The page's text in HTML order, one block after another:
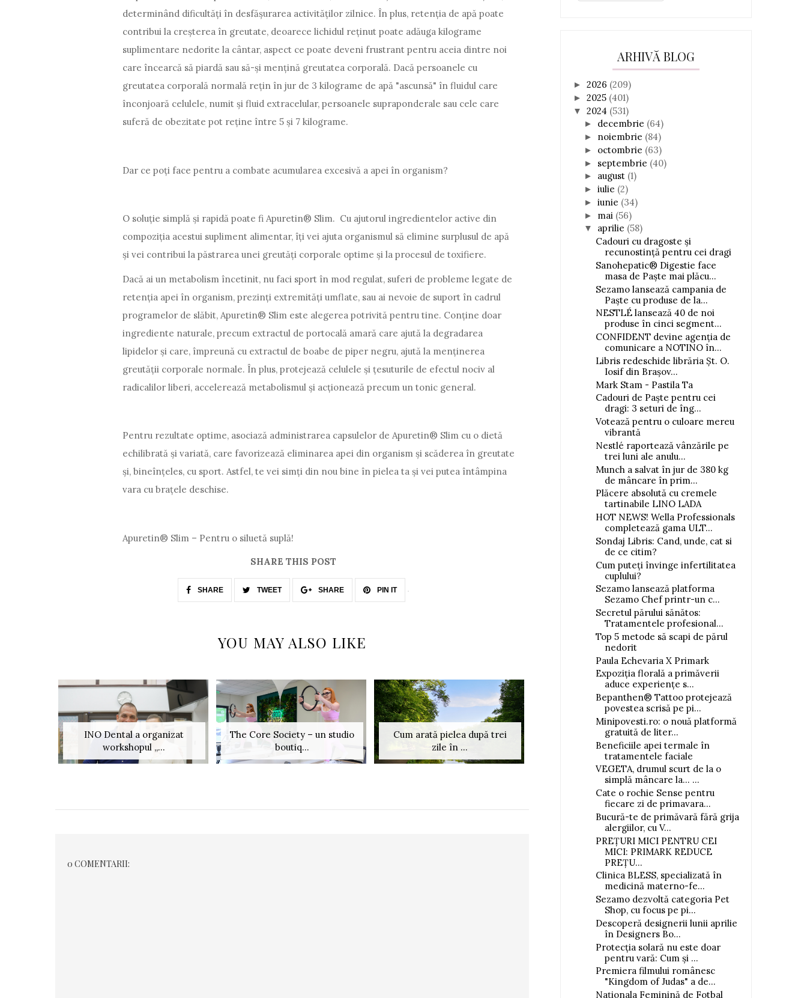
determinând dificultăți în desfășurarea activităților zilnice. În plus, retenția de apă poate
contribui la creșterea în greutate, deoarece lichidul reținut poate adăuga kilograme
suplimentare nedorite la cântar, aspect ce poate deveni frustrant pentru aceia dintre noi
care încearcă să piardă sau să-și mențină greutatea corporală. Dacă persoanele cu
greutatea corporală normală rețin în jur de 3 kilograme de apă "ascunsă" în fluidul care
înconjoară celulele, numit și fluid extracelular, persoanele supraponderale sau cele care
suferă de obezitate pot reține între 5 și 7 kilograme.
Dar ce poți face pentru a combate acumularea excesivă a apei în organism?
O soluție simplă și rapidă poate fi Apuretin® Slim. Cu ajutorul ingredientelor active din
compoziția acestui supliment alimentar, îți vei ajuta organismul să elimine surplusul de apă
și vei contribui la păstrarea unei greutăți corporale optime și la procesul de toxifiere.
Dacă ai un metabolism încetinit, nu faci sport în mod regulat, suferi de probleme legate de
retenția apei în organism, prezinți extremități umflate, sau ai nevoie de suport în cadrul
programelor de slăbit, Apuretin® Slim este alegerea potrivită pentru tine. Conține doar
ingrediente naturale, precum extractul de portocală amară care ajută la degradarea
lipidelor și care, împreună cu extractul de boabe de piper negru, ajută la menținerea
greutății corporale normale. În plus, protejează celulele și țesuturile de efectul nociv al
radicalilor liberi, accelerează metabolismul și acționează precum un tonic general.
Pentru rezultate optime, asociază administrarea capsulelor de Apuretin® Slim cu o dietă
echilibrată și variată, care favorizează eliminarea apei din organism și scăderea în greutate
și, bineînțeles, cu sport. Astfel, te vei simți din nou bine în pielea ta și vei putea întâmpina
vara cu brațele deschise.
Apuretin® Slim – Pentru o siluetă suplă!
SHARE THIS POST
SHARE TWEET SHARE PIN IT
YOU MAY ALSO LIKE
INO Dental a organizat
workshopul „...
The Core Society – un studio
boutiq...
Cum arată pielea după trei
zile în ...
Tu știi când ai nevoie de
LITORSAL®...
0 COMENTARII:
ARHIVĂ BLOG
► 2026 (209)
► 2025 (401)
▼ 2024 (531)
► decembrie (64)
► noiembrie (84)
► octombrie (63)
► septembrie (40)
► august (1)
► iulie (2)
► iunie (34)
► mai (56)
▼ aprilie (58)
Cadouri cu dragoste și
recunostinţă pentru cei dragi
Sanohepatic® Digestie face
masa de Paște mai plăcu...
Sezamo lansează campania de
Paște cu produse de la...
NESTLÉ lansează 40 de noi
produse în cinci segment...
CONFIDENT devine agenția de
comunicare a NOTINO în...
Libris redeschide librăria Șt. O.
Iosif din Brașov...
Mark Stam - Pastila Ta
Cadouri de Paște pentru cei
dragi: 3 seturi de îng...
Votează pentru o culoare mereu
vibrantă
Nestlé raportează vânzările pe
trei luni ale anulu...
Munch a salvat în jur de 380 kg
de mâncare în prim...
Plăcere absolută cu cremele
tartinabile LINO LADA
HOT NEWS! Wella Professionals
completează gama ULT...
Sondaj Libris: Cand, unde, cat si
de ce citim?
Cum puteți învinge infertilitatea
cuplului?
Sezamo lansează platforma
Sezamo Chef printr-un c...
Secretul părului sănătos:
Tratamentele profesional...
Top 5 metode să scapi de părul
nedorit
Paula Echevaria X Primark
Expoziția florală a primăverii
aduce experiențe s...
Bepanthen® Tattoo protejează
povestea scrisă pe pi...
Minipovesti.ro: o nouă platformă
gratuită de liter...
Beneficiile apei termale în
tratamentele faciale
VEGETA, drumul scurt de la o
simplă mâncare la... ...
Cate o rochie Sense pentru
fiecare zi de primavara...
Bucură-te de primăvară fără grija
alergiilor, cu V...
PREȚURI MICI PENTRU CEI
MICI: PRIMARK REDUCE
PREȚU...
Clinica BLESS, specializată în
medicină materno-fe...
Sezamo dezvoltă categoria Pet
Shop, cu focus pe pi...
Descoperă designerii lunii aprilie
în Designers Bo...
Protecția solară nu este doar
pentru vară: Cum și ...
Premiera filmului românesc
"Kingdom of Judas" a de...
Naționala Feminină de Fotbal